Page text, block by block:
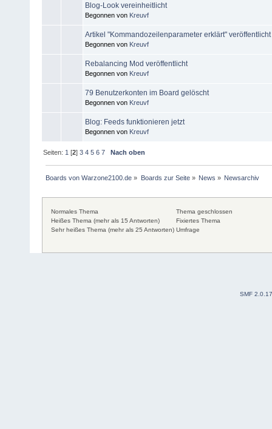
Blog-Look vereinheitlicht
Begonnen von Kreuvf
Artikel "Kommandozeilenparameter erklärt" veröffentlicht
Begonnen von Kreuvf
Rebalancing Mod veröffentlicht
Begonnen von Kreuvf
79 Benutzerkonten im Board gelöscht
Begonnen von Kreuvf
Blog: Feeds funktionieren jetzt
Begonnen von Kreuvf
Seiten: 1 [2]3 4 5 6 7 Nach oben
Boards von Warzone2100.de » Boards zur Seite» News » Newsarchiv
Normales Thema
Heißes Thema (mehr als 15 Antworten)
Sehr heißes Thema (mehr als 25 Antworten)
Thema geschlossen
Fixiertes Thema
Umfrage
SMF 2.0.17